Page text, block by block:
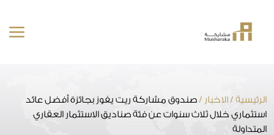
المحتوى
الرئيسية /الاخبار /صندوق مشاركة ريت يفوز بجائزة أفضل عائد
استثماري خلال ثلاث سنوات عن فئة صناديق الاستثمار العقاري
المتداولة